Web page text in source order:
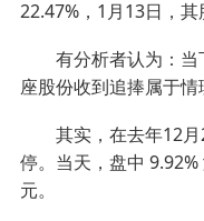
22.47%，1月13日，其
有分析者认为：当
座股份收到追捧属于情
其实，在去年12月
停。当天，盘中
元。